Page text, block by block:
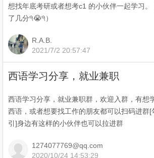
想找年底考研或者想考c1 的小伙伴一起学习
了几分੧😭੧）
R.A.B.
2021/7/2 20:57:47
西语学习分享，就业兼职
西语学习分享，就业兼职群，欢迎入群，有想
西语，或者想要找工作的朋友都可以扫码进群[
引]身边有这样的小伙伴也可以拉进群
1274077769@qq.com
2020/10/24 14:53:29